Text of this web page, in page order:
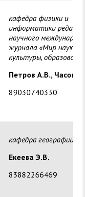
кафедра физики и
информатики
научного
журнала «Мир науки,
культуры,
Петров А.В.,
89030740330
кафедра географии
Екеева Э.В.
83882266469